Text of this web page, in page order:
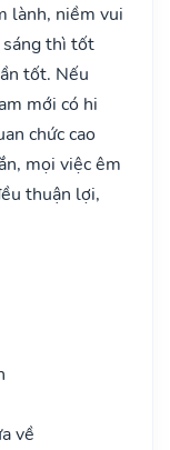
lành, niềm vui
sáng thì tốt
tốt. Nếu
mới có hi
chức cao
mọi việc êm
thuận lợi,
về